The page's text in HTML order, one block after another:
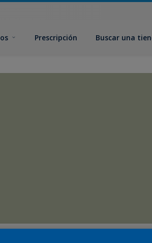
Prescripción Buscar una